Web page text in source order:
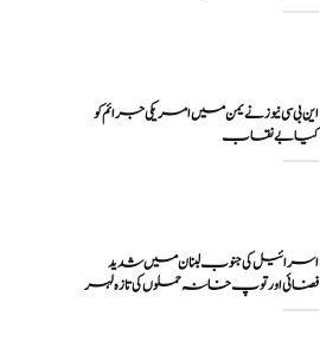
این بی سی نیوز نے یمن میں امریکی جرائم کو
اسرائیل کی جنوب لبنان میں شدید
فضائی اور توپ خانہ حملوں کی تازہ لہر